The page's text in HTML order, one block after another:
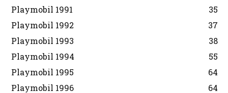
Playmobil 1991
35
Playmobil 1992
37
Playmobil 1993
38
Playmobil 1994
55
Playmobil 1995
64
Playmobil 1996
64